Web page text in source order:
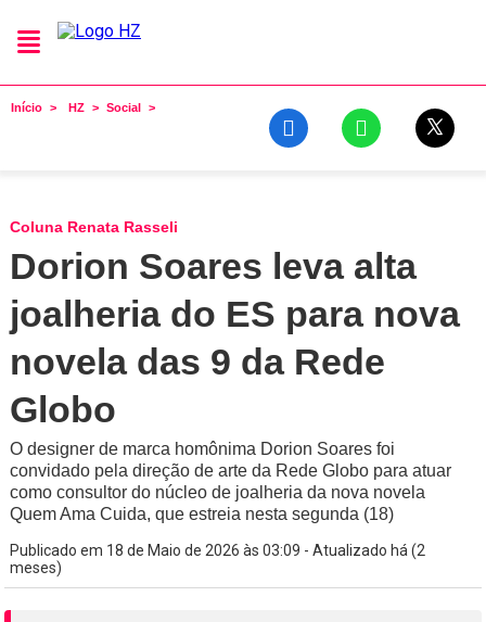
Início HZ Social
Coluna Renata Rasseli
Dorion Soares leva alta
joalheria do ES para nova
novela das 9 da Rede
Globo
O designer de marca homônima Dorion Soares foi
convidado pela direção de arte da Rede Globo para atuar
como consultor do núcleo de joalheria da nova novela
Quem Ama Cuida, que estreia nesta segunda (18)
Publicado em 18 de Maio de 2026 às 03:09 - Atualizado há (2
meses)